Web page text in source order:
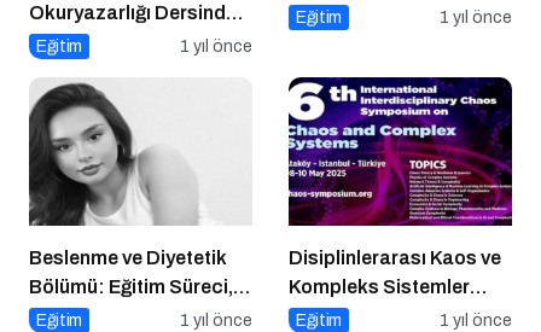
Okuryazarlığı Dersinde
Dijital Markalaşma
Eğitim 1 yıl önce
Eğitim 1 yıl önce
Beslenme ve Diyetetik
Bölümü: Eğitim Süreci,
Kariyer Olanakları ve
Eğitim 1 yıl önce
Disiplinlerarası Kaos ve
Kompleks Sistemler
Sempozyumu İçin Geri
Eğitim 1 yıl önce